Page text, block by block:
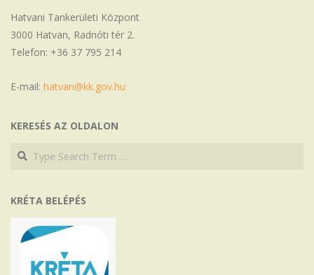
Hatvani Tankerületi Központ
3000 Hatvan, Radnóti tér 2.
Telefon: +36 37 795 214
E-mail: hatvan@kk.gov.hu
KERESÉS AZ OLDALON
Search
Search
KRÉTA BELÉPÉS